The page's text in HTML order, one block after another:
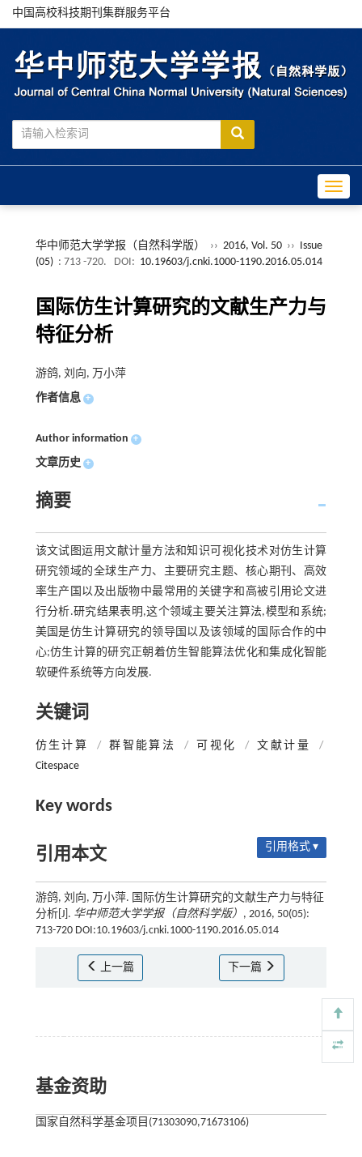
中国高校科技期刊集群服务平台
华中师范大学学报（自然科学版） ›› 2016, Vol. 50 ››
Issue
(05) : 713 -720. DOI: 10.19603/j.cnki.1000-1190.2016.05.014
国际仿生计算研究的文献生产力与
特征分析
游鸽, 刘向, 万小萍
作者信息 +
Author information +
文章历史 +
摘要
该文试图运用文献计量方法和知识可视化技术对仿生计算
研究领域的全球生产力、主要研究主题、核心期刊、高效
率生产国以及出版物中最常用的关键字和高被引用论文进
行分析.研究结果表明,这个领域主要关注算法,模型和系统;
美国是仿生计算研究的领导国以及该领域的国际合作的中
心;仿生计算的研究正朝着仿生智能算法优化和集成化智能
软硬件系统等方向发展.
关键词
仿生计算 / 群智能算法 / 可视化 / 文献计量
/
Citespace
Key words
引用本文 引用格式 ▾
游鸽, 刘向, 万小萍. 国际仿生计算研究的文献生产力与特征
分析[J]. 华中师范大学学报（自然科学版） , 2016, 50(05):
713-720 DOI:10.19603/j.cnki.1000-1190.2016.05.014
上一篇 下一篇
基金资助
国家自然科学基金项目(71303090,71673106)